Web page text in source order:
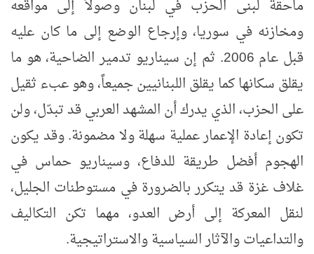
ماحقة لبنى الحزب في لبنان وصولاً إلى مواقعه
ومخازنه في سوريا، وإرجاع الوضع إلى ما كان عليه
قبل عام 2006. ثم إن سيناريو تدمير الضاحية، هو ما
يقلق سكانها كما يقلق اللبنانيين جميعاً، وهو عبء ثقيل
على الحزب، الذي يدرك أن المشهد العربي قد تبدّل، ولن
تكون إعادة الإعمار عملية سهلة ولا مضمونة. وقد يكون
الهجوم أفضل طريقة للدفاع، وسيناريو حماس في
غلاف غزة قد يتكرر بالضرورة في مستوطنات الجليل،
لنقل المعركة إلى أرض العدو، مهما تكن التكاليف
والتداعيات والآثار السياسية والاستراتيجية.